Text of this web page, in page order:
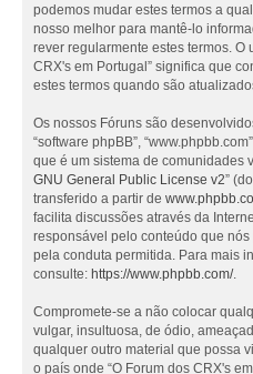
podemos mudar estes termos a
nosso melhor para mantê-lo
rever regularmente estes termos. O
CRX's em Portugal” significa que
estes termos quando são
Os nossos Fóruns são
“software phpBB”,
que é um sistema de comunidades
GNU General Public License v2”
transferido a partir de
facilita discussões através da
responsável pelo conteúdo que
pela conduta permitida. Para mais
consulte: https://www.phpbb.com/.
Compromete-se a não colocar
vulgar, insultuosa, de ódio,
qualquer outro material que possa
o país onde “O Forum dos CRX's